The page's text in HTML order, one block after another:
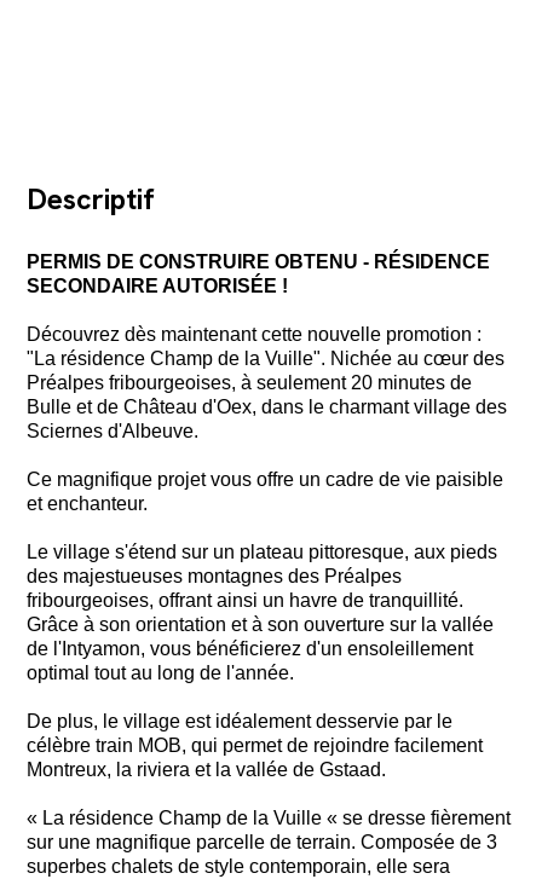
Descriptif
PERMIS DE CONSTRUIRE OBTENU - RÉSIDENCE
SECONDAIRE AUTORISÉE !
Découvrez dès maintenant cette nouvelle promotion :
"La résidence Champ de la Vuille". Nichée au cœur des
Préalpes fribourgeoises, à seulement 20 minutes de
Bulle et de Château d'Oex, dans le charmant village des
Sciernes d'Albeuve.
Ce magnifique projet vous offre un cadre de vie paisible
et enchanteur.
Le village s'étend sur un plateau pittoresque, aux pieds
des majestueuses montagnes des Préalpes
fribourgeoises, offrant ainsi un havre de tranquillité.
Grâce à son orientation et à son ouverture sur la vallée
de l'Intyamon, vous bénéficierez d'un ensoleillement
optimal tout au long de l'année.
De plus, le village est idéalement desservie par le
célèbre train MOB, qui permet de rejoindre facilement
Montreux, la riviera et la vallée de Gstaad.
« La résidence Champ de la Vuille « se dresse fièrement
sur une magnifique parcelle de terrain. Composée de 3
superbes chalets de style contemporain, elle sera